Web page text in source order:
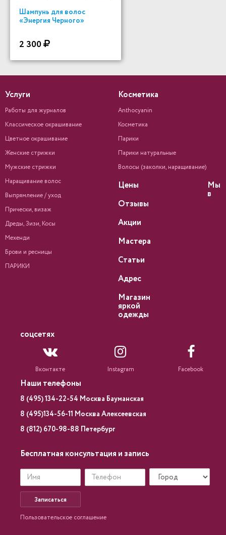
Шампунь для волос
«Энергия Черного»
2 300
Услуги
Работы для журналов
Классическое окрашивание
Цветное окрашивание
Женские стрижки
Мужские стрижки
Наращивание волос
Выпрямление / уход
Прически, визаж
Дреды, Зизи, Косы
Мехенди
Брови и ресницы
ПАРИКИ
Косметика
Anthocyanin
Косметика
Парики
Парики натуральные
Волосы (заколки, наращивание)
Цены
Отзывы
Акции
Мастера
Статьи
Адрес
Магазин
яркой
одежды
Мы
в
соцсетях
Вконтакте Instagram Facebook
Наши телефоны
8 (495) 134-22-54 Москва Бауманская
8 (495)134-56-11 Москва Алексеевская
8 (812) 670-98-88 Петербург
Бесплатная консультация и запись
Записаться
Пользовательское соглашение